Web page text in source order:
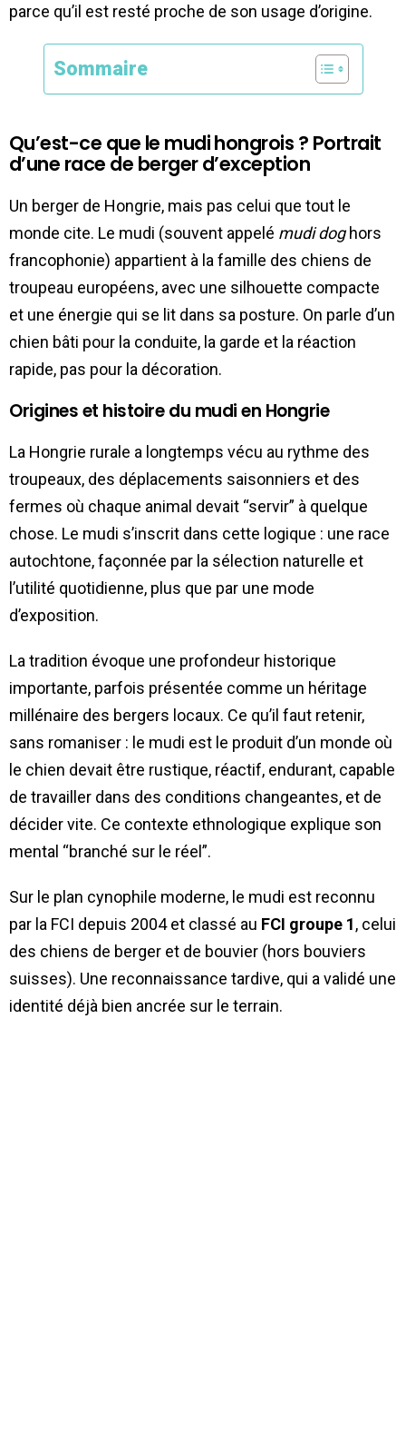
parce qu’il est resté proche de son usage d’origine.
Sommaire
Qu’est-ce que le mudi hongrois ? Portrait
d’une race de berger d’exception
Un berger de Hongrie, mais pas celui que tout le
monde cite. Le mudi (souvent appelé mudi doghors
francophonie) appartient à la famille des chiens de
troupeau européens, avec une silhouette compacte
et une énergie qui se lit dans sa posture. On parle d’un
chien bâti pour la conduite, la garde et la réaction
rapide, pas pour la décoration.
Origines et histoire du mudi en Hongrie
La Hongrie rurale a longtemps vécu au rythme des
troupeaux, des déplacements saisonniers et des
fermes où chaque animal devait “servir” à quelque
chose. Le mudi s’inscrit dans cette logique : une race
autochtone, façonnée par la sélection naturelle et
l’utilité quotidienne, plus que par une mode
d’exposition.
La tradition évoque une profondeur historique
importante, parfois présentée comme un héritage
millénaire des bergers locaux. Ce qu’il faut retenir,
sans romaniser : le mudi est le produit d’un monde où
le chien devait être rustique, réactif, endurant, capable
de travailler dans des conditions changeantes, et de
décider vite. Ce contexte ethnologique explique son
mental “branché sur le réel”.
Sur le plan cynophile moderne, le mudi est reconnu
par la FCI depuis 2004 et classé au FCI groupe 1, celui
des chiens de berger et de bouvier (hors bouviers
suisses). Une reconnaissance tardive, qui a validé une
identité déjà bien ancrée sur le terrain.